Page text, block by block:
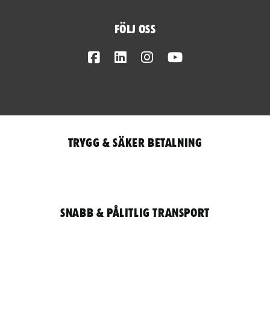
Följ oss
FacebookLinkedInInstagram
Trygg & säker betalning
Snabb & pålitlig transport